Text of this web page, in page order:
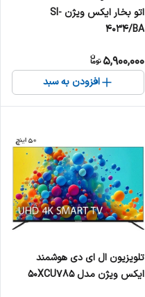
اتو بخار ایکس ویژن SI-
4034/BA
5,900,000
افزودن به سبد
تلویزیون ال ای دی هوشمند
ایکس ویژن مدل 50XCU785